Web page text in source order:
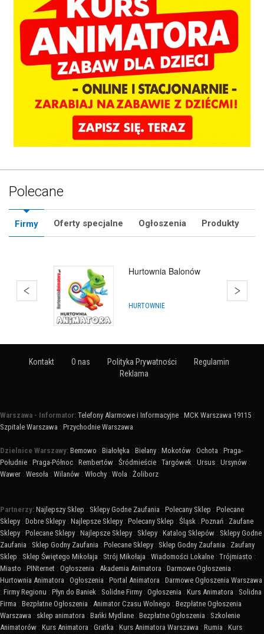
Polecane
Firmy Oferty specjalne Ogłoszenia Produkty
SklepMikolaja.pl
IMPREZY, WYDARZENIA
Kontakt O nas Polityka Prywatności
Regulamin
Reklama
Warszawa - Informator: Telefony Alarmowe i Informacyjne : MCK Warszawa 19115 :
Szpitale Warszawa : Przychodnie Warszawa
Dzielnice Warszawy: Bemowo : Białołęka : Bielany : Mokotów : Ochota : Praga-
Południe : Praga-Północ : Rembertów : Śródmieście : Targówek : Ursus : Ursynów :
Wawer : Wesoła : Wilanów : Włochy : Wola : Żoliborz
Partnerzy: Najlepszy Sklep : Sklepy Godne Zaufania : Polecany Sklep : Polecane
Sklepy : Dobre Sklepy : Najlepsze Sklepy : Polecany Sklep : Śląsk : Poznań : Zaufane
Sklepy : Polecane Sklepy : Najlepsze Sklepy : Sklepy : Katalog Sklepów : Sklepy Godne
Zaufania : Sklep Godny Zaufania : Polecane Sklepy : Sklep Godny Zaufania : Zaufany
Sklep : Sklep Świętego Mikołaja : Strój Mikołaja : Wiadomości Lokalne : Trójmiasto :
Miasto : PINternet : Ogłoszenia : Akademia Animatora : Darmowe Ogłoszenia :
Hurtownia Animatora : Ogłoszenia : Portal Animatora : Darmowe Ogłoszenia Warszawa
: Firmy Regionu : Płyn do Baniek : Solidne Firmy : Ogłoszenia : Kurs Animatora : Solidna
Firma : Bezpłatne Ogłoszenia : Animator Czasu Wolnego : Bezpłatne Ogłoszenia
Warszawa : sklep animatora : Bańki Mydlane : Bezpłatne Ogłoszenia : Szkolenie
Animatorów : Kurs Animatora : Gratka : Kurs Animatora Warszawa : Rumia : Kurs